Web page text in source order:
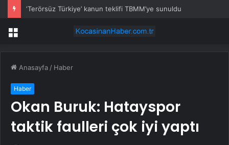
‘Terörsüz Türkiye’ kanun teklifi TBMM’ye sunuldu
Menü
Anasayfa / Haber
Haber
Okan Buruk: Hatayspor
taktik faulleri çok iyi yaptı